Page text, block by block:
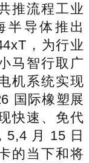
推流程工业
半导体推出
，为行业
马智行取广
机系统实现
国际橡塑展
快速、免代
5,4 月 15 日
的当下和将